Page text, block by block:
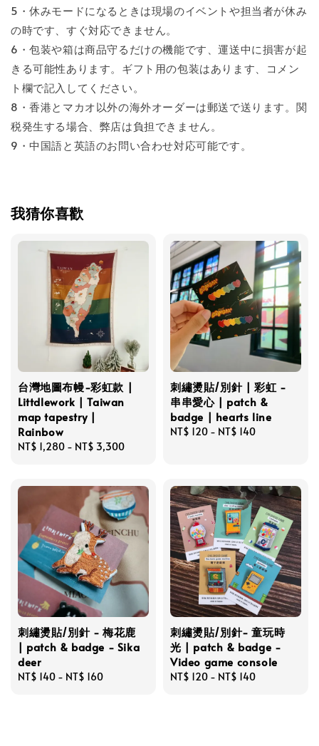
5・休みモードになるときは現場のイベントや担当者が休み
の時です、すぐ対応できません。
6・包装や箱は商品守るだけの機能です、運送中に損害が起
きる可能性あります。ギフト用の包装はあります、コメン
ト欄で記入してください。
8・香港とマカオ以外の海外オーダーは郵送で送ります。関
税発生する場合、弊店は負担できません。
9・中国語と英語のお問い合わせ対応可能です。
我猜你喜歡
台灣地圖布幔-彩虹款 |
Littdlework | Taiwan
map tapestry |
Rainbow
Regular
NT$ 1,280 - NT$ 3,300
刺繡燙貼/別針 | 彩虹 -
串串愛心 | patch &
badge | hearts line
Regular
NT$ 120 - NT$ 140
刺繡燙貼/別針 - 梅花鹿
| patch & badge - Sika
deer
Regular
NT$ 140 - NT$ 160
刺繡燙貼/別針- 童玩時
光 | patch & badge -
Video game console
Regular
NT$ 120 - NT$ 140